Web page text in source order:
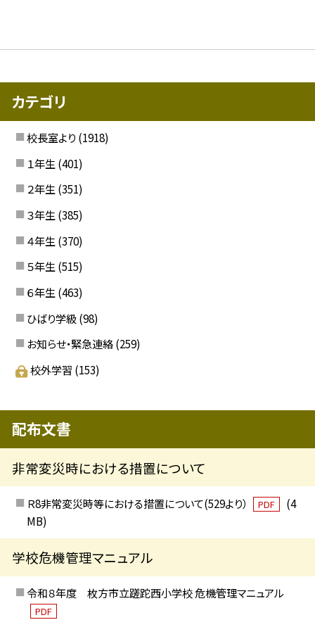
カテゴリ
校長室より (1918)
１年生 (401)
２年生 (351)
３年生 (385)
４年生 (370)
５年生 (515)
６年生 (463)
ひばり学級 (98)
お知らせ・緊急連絡 (259)
校外学習 (153)
配布文書
非常変災時における措置について
Ｒ8非常変災時等における措置について(529より） PDF
(4
MB)
学校危機管理マニュアル
令和８年度 枚方市立蹉跎西小学校 危機管理マニュアル
PDF